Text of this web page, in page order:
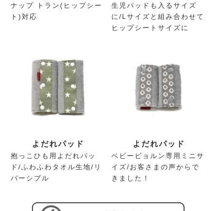
ナップ トラン(ヒップシー
ト)対応
生児パッドも入るサイズ
に/Lサイズと組み合わせて
ヒップシートサイズに
よだれパッド
抱っこひも用よだれパッ
ド/ふわふわタオル生地/リ
バーシブル
よだれパッド
ベビービョルン専用ミニサ
イズ/お客さまの声からで
きました！